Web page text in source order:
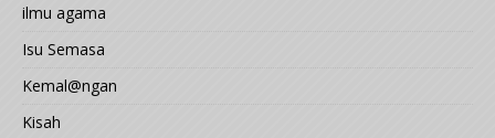
ilmu agama
Isu Semasa
Kemal@ngan
Kisah